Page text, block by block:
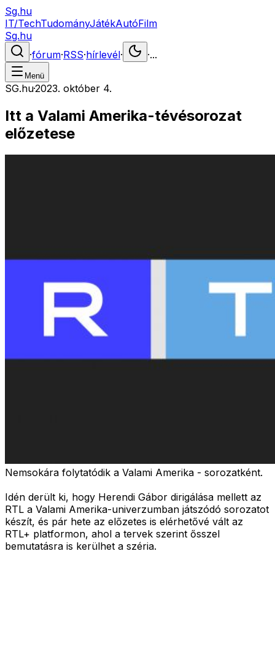
Sg.hu
IT/TechTudományJátékAutóFilm
Sg.hu
·fórum·RSS·hírlevél· ·...
Menü
SG.hu·2023. október 4.
Itt a Valami Amerika-tévésorozat
előzetese
Nemsokára folytatódik a Valami Amerika - sorozatként.
Idén derült ki, hogy Herendi Gábor dirigálása mellett az
RTL a Valami Amerika-univerzumban játszódó sorozatot
készít, és pár hete az előzetes is elérhetővé vált az
RTL+ platformon, ahol a tervek szerint ősszel
bemutatásra is kerülhet a széria.